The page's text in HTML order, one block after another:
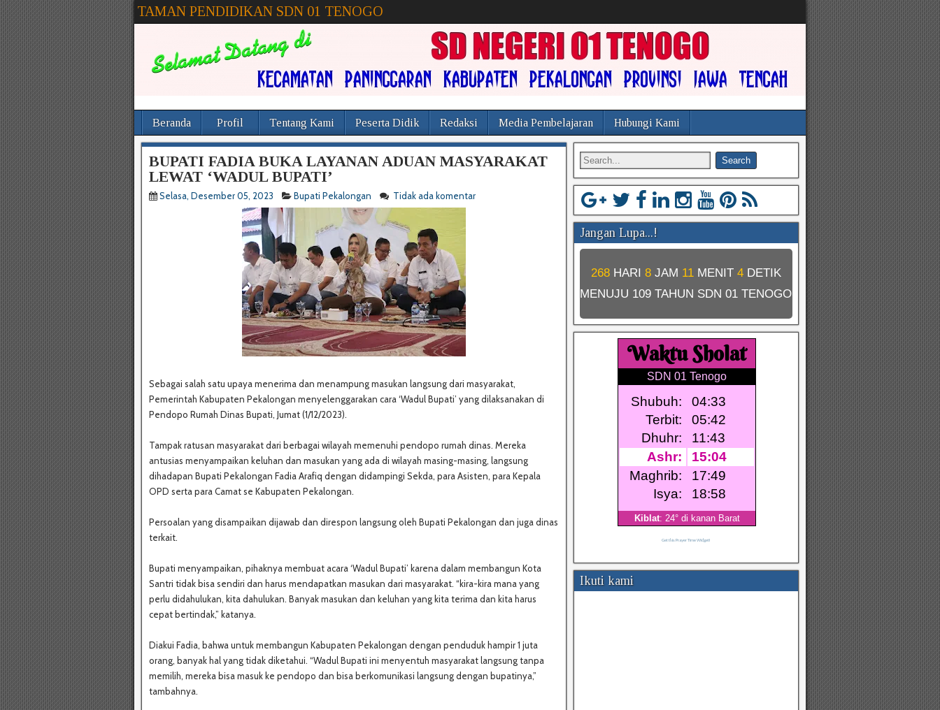
TAMAN PENDIDIKAN SDN 01 TENOGO
Beranda Profil Tentang Kami Peserta Didik Redaksi Media Pembelajaran Hubungi Kami
BUPATI FADIA BUKA LAYANAN ADUAN MASYARAKAT
LEWAT ‘WADUL BUPATI’
Selasa, Desember 05, 2023 Bupati Pekalongan Tidak ada komentar
Sebagai salah satu upaya menerima dan menampung masukan langsung dari masyarakat,
Pemerintah Kabupaten Pekalongan menyelenggarakan cara ‘Wadul Bupati’ yang dilaksanakan di
Pendopo Rumah Dinas Bupati, Jumat (1/12/2023).
Tampak ratusan masyarakat dari berbagai wilayah memenuhi pendopo rumah dinas. Mereka
antusias menyampaikan keluhan dan masukan yang ada di wilayah masing-masing, langsung
dihadapan Bupati Pekalongan Fadia Arafiq dengan didampingi Sekda, para Asisten, para Kepala
OPD serta para Camat se Kabupaten Pekalongan.
Persoalan yang disampaikan dijawab dan direspon langsung oleh Bupati Pekalongan dan juga dinas
terkait.
Bupati menyampaikan, pihaknya membuat acara ‘Wadul Bupati’ karena dalam membangun Kota
Santri tidak bisa sendiri dan harus mendapatkan masukan dari masyarakat. “kira-kira mana yang
perlu didahulukan, kita dahulukan. Banyak masukan dan keluhan yang kita terima dan kita harus
cepat bertindak,” katanya.
Diakui Fadia, bahwa untuk membangun Kabupaten Pekalongan dengan penduduk hampir 1 juta
orang, banyak hal yang tidak diketahui. “Wadul Bupati ini menyentuh masyarakat langsung tanpa
memilih, mereka bisa masuk ke pendopo dan bisa berkomunikasi langsung dengan bupatinya,”
tambahnya.
Jangan Lupa...!
268 HARI 8 JAM 11 MENIT4 DETIK
MENUJU 109 TAHUN SDN 01 TENOGO
Get this Prayer Time Widget!
Ikuti kami